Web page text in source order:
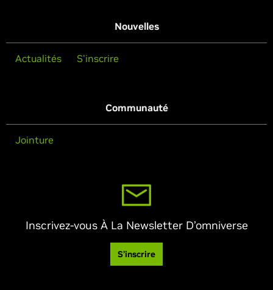
Nouvelles
Actualités S'inscrire
Communauté
Jointure
Inscrivez-vous À La Newsletter D’omniverse
S’inscrire